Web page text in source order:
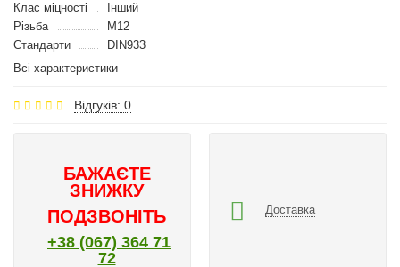
Клас міцності
Інший
Різьба
M12
Стандарти
DIN933
Всі характеристики
Відгуків: 0
БАЖАЄТЕ
ЗНИЖКУ
ПОДЗВОНІТЬ
+38 (067) 364 71
72
Доставка